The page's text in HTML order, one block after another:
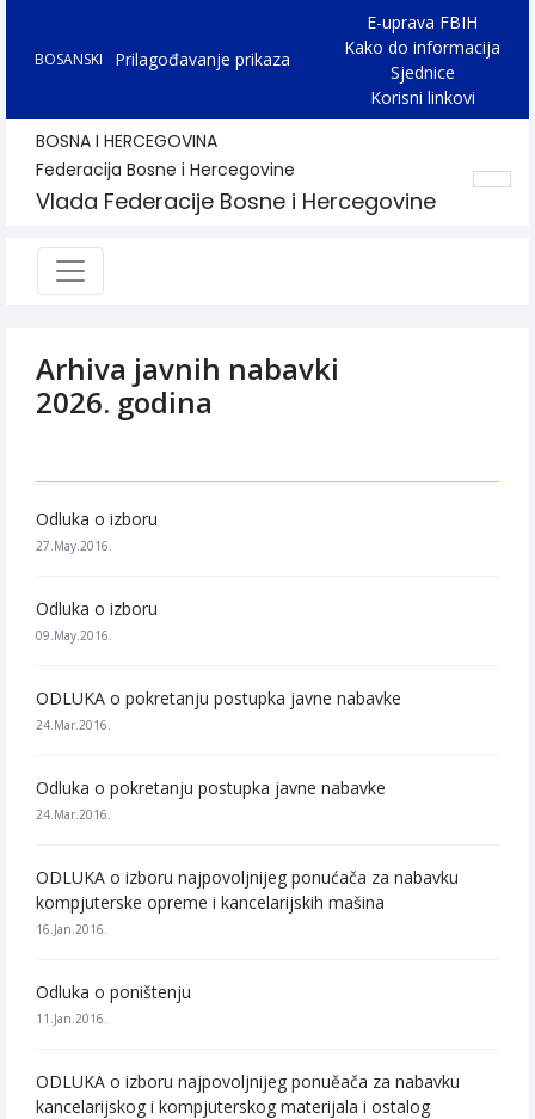
BOSANSKI Prilagođavanje prikaza
E-uprava FBIH
Kako do informacija
Sjednice
Korisni linkovi
BOSNA I HERCEGOVINA
Federacija Bosne i Hercegovine
Vlada Federacije Bosne i Hercegovine
Arhiva javnih nabavki
2026. godina
Odluka o izboru
27.May.2016.
Odluka o izboru
09.May.2016.
ODLUKA o pokretanju postupka javne nabavke
24.Mar.2016.
Odluka o pokretanju postupka javne nabavke
24.Mar.2016.
ODLUKA o izboru najpovoljnijeg ponućača za nabavku
kompjuterske opreme i kancelarijskih mašina
16.Jan.2016.
Odluka o poništenju
11.Jan.2016.
ODLUKA o izboru najpovoljnijeg ponuěača za nabavku
kancelarijskog i kompjuterskog materijala i ostalog